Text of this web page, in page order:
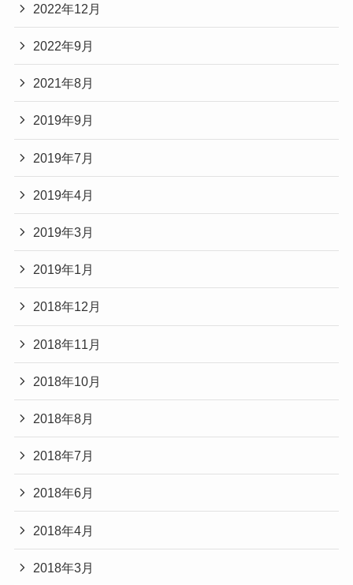
2022年12月
2022年9月
2021年8月
2019年9月
2019年7月
2019年4月
2019年3月
2019年1月
2018年12月
2018年11月
2018年10月
2018年8月
2018年7月
2018年6月
2018年4月
2018年3月